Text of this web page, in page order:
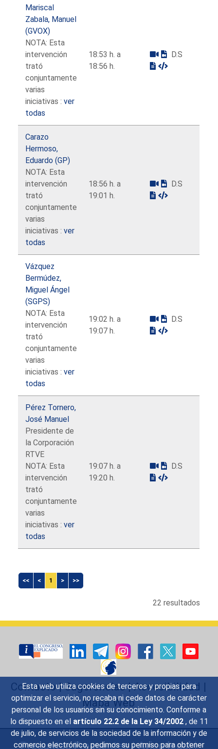
Esta web utiliza cookies de terceros y propias para
optimizar el servicio, no recaba ni cede datos de carácter
personal de los usuarios sin su conocimiento. Conforme a
lo dispuesto en el artículo 22.2 de la Ley 34/2002 , de 11
de julio, de servicios de la sociedad de la información y de
comercio electrónico, pedimos su permiso para obtener
Mariscal
Zabala, Manuel
(GVOX)
NOTA: Esta
intervención
trató
conjuntamente
varias
iniciativas :ver
todas
18:53 h. a
18:56 h.
D.S
Carazo
Hermoso,
Eduardo (GP)
NOTA: Esta
intervención
trató
conjuntamente
varias
iniciativas :ver
todas
18:56 h. a
19:01 h.
D.S
Vázquez
Bermúdez,
Miguel Ángel
(SGPS)
NOTA: Esta
intervención
trató
conjuntamente
varias
iniciativas :ver
todas
19:02 h. a
19:07 h.
D.S
Pérez Tornero,
José Manuel
Presidente de
la Corporación
RTVE
NOTA: Esta
intervención
trató
conjuntamente
varias
iniciativas :ver
todas
19:07 h. a
19:20 h.
D.S
<< < 1 > >>
22 resultados
Contacto|Sugerencias|Accesibilidad |
Mapa Web
Preguntas Frecuentes|Aviso legal|